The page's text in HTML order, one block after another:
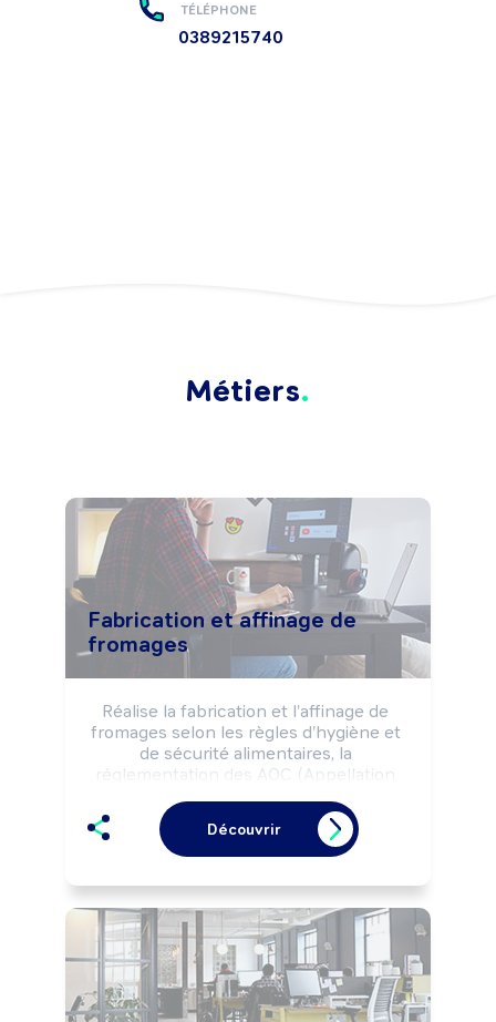
TÉLÉPHONE
0389215740
Métiers
Fabrication et affinage de
fromages
Réalise la fabrication et l'affinage de
fromages selon les règles d'hygiène et
de sécurité alimentaires, la
réglementation des AOC (Appellation
qualité de l'entreprise.
Peut effectuer des opérations de
commercialisation des produits.
une entreprise (fromagerie, ...).
Découvrir